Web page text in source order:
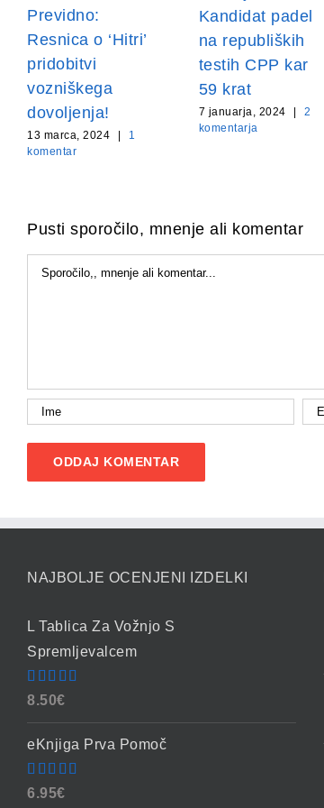
Previdno:
Resnica o ‘Hitri’
pridobitvi
vozniškega
dovoljenja!
13 marca, 2024
1
komentar
Kandidat padel
na republiških
testih CPP kar
59 krat
7 januarja, 2024
2
komentarja
Pusti sporočilo, mnenje ali komentar
Komentar
NAJBOLJE OCENJENI IZDELKI
L Tablica Za Vožnjo S
Spremljevalcem
Ocenjeno
8.50€
eKnjiga Prva Pomoč
Ocenjeno
6.95€